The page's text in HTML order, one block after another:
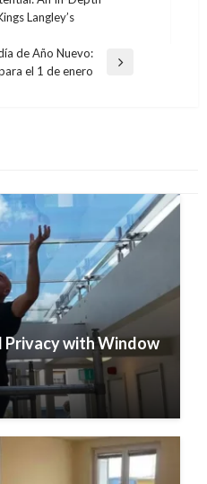
Langley’s
de Año Nuevo:
el 1 de enero
Privacy with Window